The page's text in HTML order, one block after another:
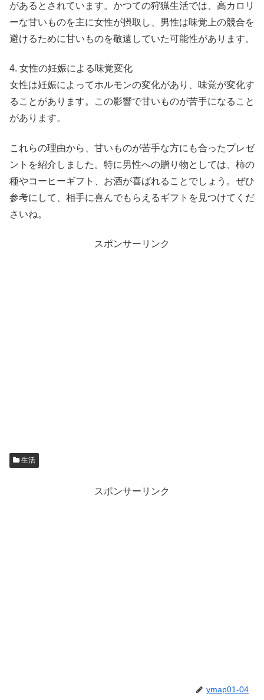
があるとされています。かつての狩猟生活では、高カロリ
ーな甘いものを主に女性が摂取し、男性は味覚上の競合を
避けるために甘いものを敬遠していた可能性があります。
4. 女性の妊娠による味覚変化
女性は妊娠によってホルモンの変化があり、味覚が変化す
ることがあります。この影響で甘いものが苦手になること
があります。
これらの理由から、甘いものが苦手な方にも合ったプレゼ
ントを紹介しました。特に男性への贈り物としては、柿の
種やコーヒーギフト、お酒が喜ばれることでしょう。ぜひ
参考にして、相手に喜んでもらえるギフトを見つけてくだ
さいね。
スポンサーリンク
生活
スポンサーリンク
ymap01-04